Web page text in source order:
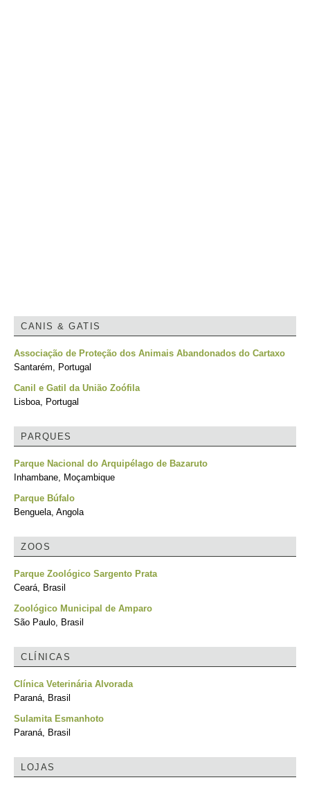
CANIS & GATIS
Associação de Proteção dos Animais Abandonados do Cartaxo
Santarém, Portugal
Canil e Gatil da União Zoófila
Lisboa, Portugal
PARQUES
Parque Nacional do Arquipélago de Bazaruto
Inhambane, Moçambique
Parque Búfalo
Benguela, Angola
ZOOS
Parque Zoológico Sargento Prata
Ceará, Brasil
Zoológico Municipal de Amparo
São Paulo, Brasil
CLÍNICAS
Clínica Veterinária Alvorada
Paraná, Brasil
Sulamita Esmanhoto
Paraná, Brasil
LOJAS